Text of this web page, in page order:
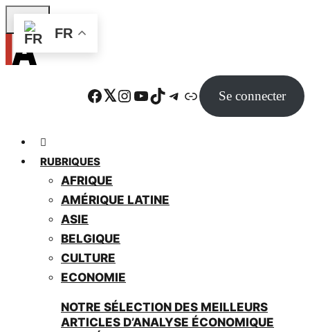
Skip
to
main
Facebook Twitter Instagram YouTube TikTok Telegram Lien Se connecter
RUBRIQUES
AFRIQUE
AMÉRIQUE LATINE
ASIE
BELGIQUE
CULTURE
ECONOMIE
NOTRE SÉLECTION DES MEILLEURS
ARTICLES D’ANALYSE ÉCONOMIQUE
FR